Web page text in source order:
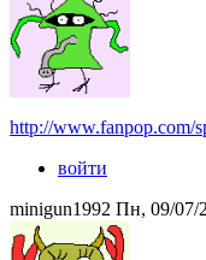
http://www.fanpop.com/
войти
minigun1992 Пн, 09/07/